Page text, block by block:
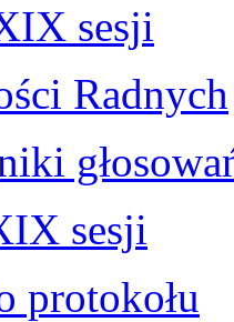
sesji
Radnych
sesji
protokołu